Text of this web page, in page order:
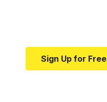
Sign Up for Free